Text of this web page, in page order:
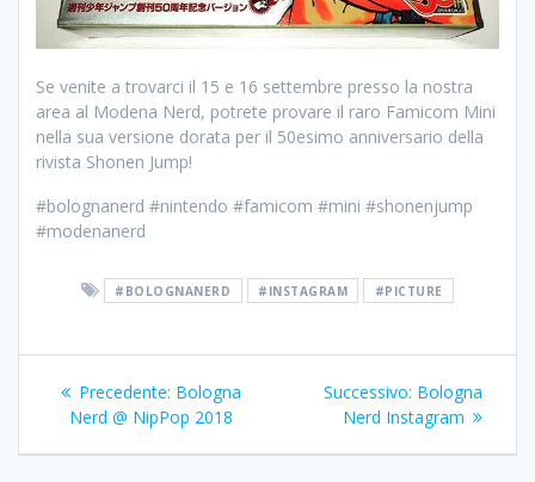
Se venite a trovarci il 15 e 16 settembre presso la nostra
area al Modena Nerd, potrete provare il raro Famicom Mini
nella sua versione dorata per il 50esimo anniversario della
rivista Shonen Jump!
#bolognanerd #nintendo #famicom #mini #shonenjump
#modenanerd
#BOLOGNANERD #INSTAGRAM #PICTURE
Navigazione
articoli
Precedente: Articolo
precedente:
Bologna
Nerd @ NipPop 2018
Successivo: Articolo
successivo:
Bologna
Nerd Instagram